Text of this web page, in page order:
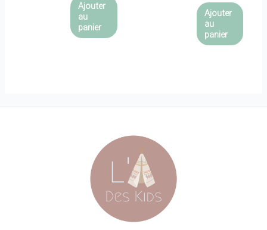
Ajouter
au
panier
Ajouter
au
panier